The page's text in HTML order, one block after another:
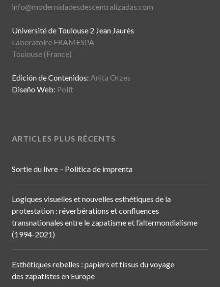
info@modernidadesdescentralizadas.com
Université de Toulouse 2 Jean Jaurès
Laboratoire FRAMESPA
Toulouse (France)
Edición de Contenidos: Anita Orzes
Diseño Web: Polit
ARTICLES PLUS RÉCENTS
Sortie du livre – Política de imprenta
Logiques visuelles et nouvelles esthétiques de la
protestation : réverbérations et confluences
transnationales entre le zapatisme et l’altermondialisme
(1994-2021)
Esthétiques rebelles : papiers et tissus du voyage
des zapatistes en Europe